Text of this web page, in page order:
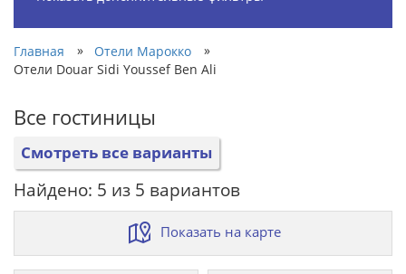
Главная » Отели Марокко
»
Отели Douar Sidi Youssef Ben Ali
Все гостиницы
Смотреть все варианты
Найдено: 5 из 5 вариантов
Показать на карте